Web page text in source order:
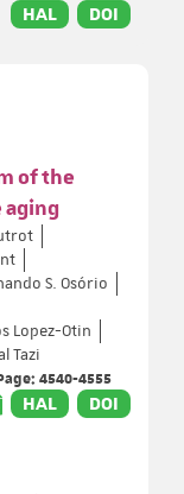
HAL DOI
of the
aging
S. Osório
Lopez-Otin
Tazi
4540-4555
HAL DOI